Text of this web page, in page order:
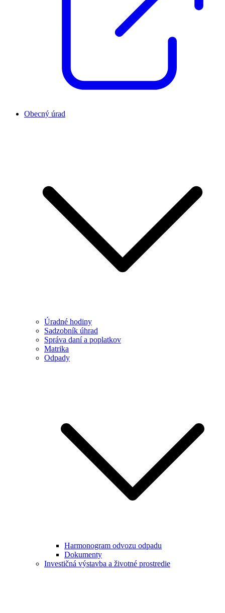
Obecný úrad
Úradné hodiny
Sadzobník úhrad
Správa daní a poplatkov
Matrika
Odpady
Harmonogram odvozu odpadu
Dokumenty
Investičná výstavba a životné prostredie